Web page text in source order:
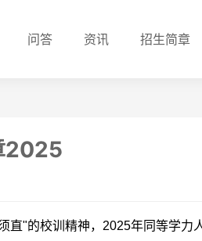
问答 资讯 招生简章
2025
直"的校训精神，2025年同等学力